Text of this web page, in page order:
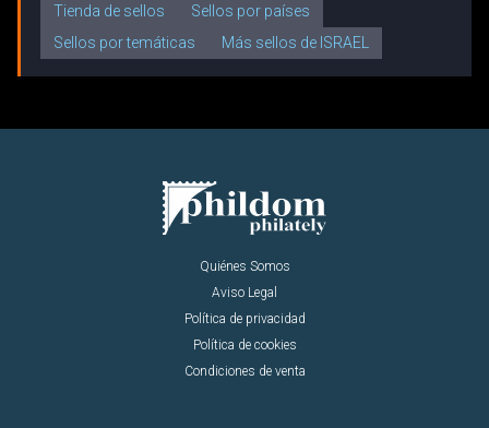
Tienda de sellos
Sellos por países
Sellos por temáticas
Más sellos de ISRAEL
Quiénes Somos
Aviso Legal
Política de privacidad
Política de cookies
Condiciones de venta